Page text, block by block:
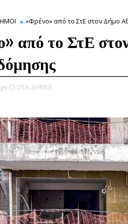
«Φρένο» από το ΣτΕ στον Δήμο
από το ΣτΕ
ΟΤΑ-ΔΗΜΟΙ,